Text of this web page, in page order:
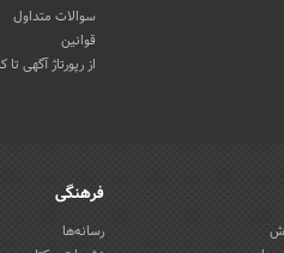
سوالات متداول
قوانین
از رپورتاژ آگهی
فرهنگی
رسانه‌ها